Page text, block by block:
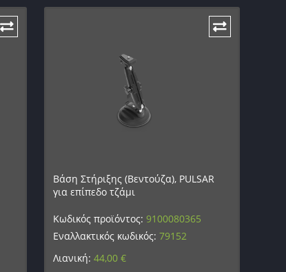
Βάση Στήριξης (Βεντούζα), PULSAR
για επίπεδο τζάμι
Κωδικός προϊόντος: 9100080365
Εναλλακτικός κωδικός: 79152
Λιανική: 44,00 €